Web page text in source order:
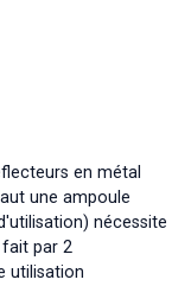
en métal
une ampoule
nécessite
par 2
utilisation